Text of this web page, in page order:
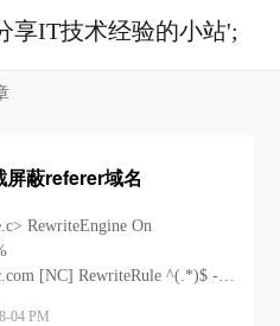
享IT技术经验的小站';
蔽referer域名
RewriteEngine On
[NC] RewriteRule ^(.*)$ -
04 PM